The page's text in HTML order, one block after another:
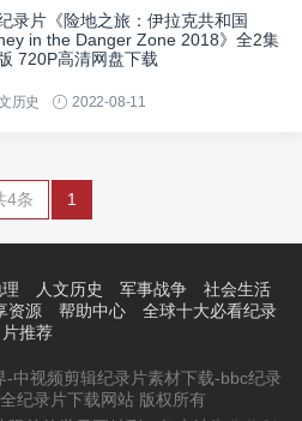
录片《险地之旅：伊拉克共和国
in the Danger Zone 2018》全2集
720P高清网盘下载
历史 2022-08-11
4条 1
人文历史 军事战争
社会生活
资源 帮助中心
全球十大必看纪录
片推荐
中视频剪辑纪录片素材下载-bbc纪录
纪录片下载网站 版权所有